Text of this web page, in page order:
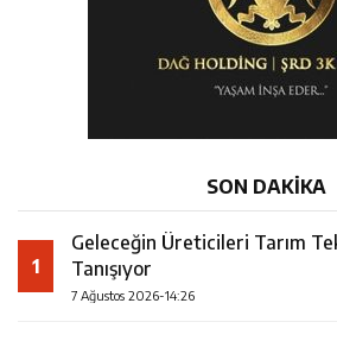
SON DAKİKA
1
Geleceğin Üreticileri Tarım
Tanışıyor
7 Ağustos 2026-14:26